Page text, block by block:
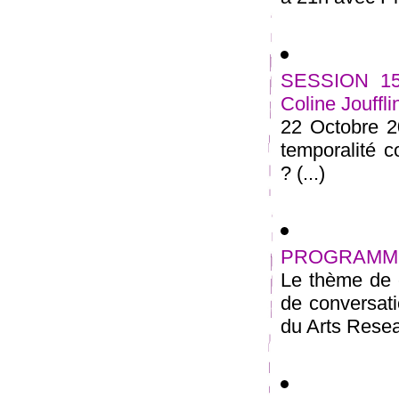
SESSION
Coline
22 Octobre
temporalité
? (...)
Le thème de
de
du Arts